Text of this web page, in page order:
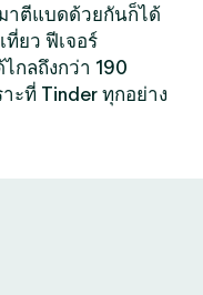
าตีแบดด้วยกันก็ได้
ยว ฟีเจอร์
กลถึงกว่า 190
ะที่ Tinder ทุกอย่าง